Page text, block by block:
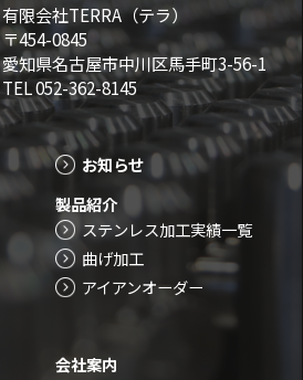
有限会社TERRA（テラ）
〒454-0845
愛知県名古屋市中川区馬手町3-56-1
TEL 052-362-8145
お知らせ
製品紹介
ステンレス加工実績一覧
曲げ加工
アイアンオーダー
会社案内